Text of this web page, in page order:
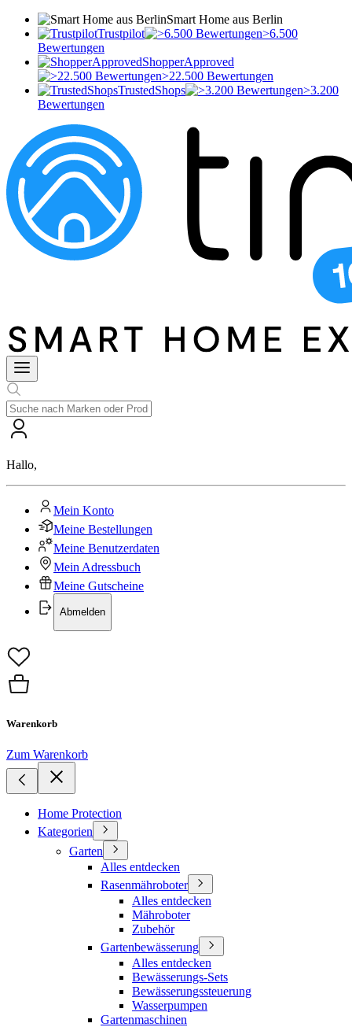
Smart Home aus Berlin
Trustpilot
>6.500
Bewertungen
ShopperApproved
>22.500 Bewertungen
TrustedShops
>3.200
Bewertungen
Hallo,
Mein Konto
Meine Bestellungen
Meine Benutzerdaten
Mein Adressbuch
Meine Gutscheine
Abmelden
Warenkorb
Zum Warenkorb
Home Protection
Kategorien
Garten
Alles entdecken
Rasenmähroboter
Alles entdecken
Mähroboter
Zubehör
Gartenbewässerung
Alles entdecken
Bewässerungs-Sets
Bewässerungssteuerung
Wasserpumpen
Gartenmaschinen